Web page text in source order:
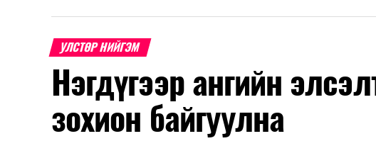
УЛСТӨР НИЙГЭМ
Нэгдүгээр ангийн
зохион байгуулна